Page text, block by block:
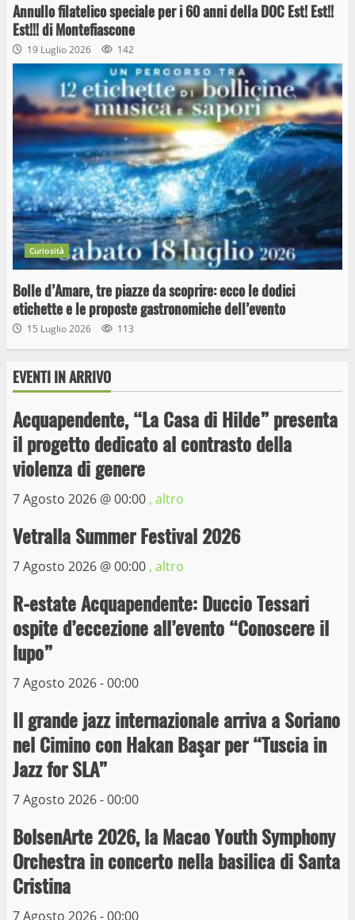
Annullo filatelico speciale per i 60 anni della DOC Est! Est!!
Est!!! di Montefiascone
19 Luglio 2026 142
Curiosità
Bolle d’Amare, tre piazze da scoprire: ecco le dodici
etichette e le proposte gastronomiche dell’evento
15 Luglio 2026 113
EVENTI IN ARRIVO
Acquapendente, “La Casa di Hilde” presenta
il progetto dedicato al contrasto della
violenza di genere
7 Agosto 2026 @00:00 , altro
Vetralla Summer Festival 2026
7 Agosto 2026 @00:00 , altro
R-estate Acquapendente: Duccio Tessari
ospite d’eccezione all’evento “Conoscere il
lupo”
7 Agosto 2026 - 00:00
Il grande jazz internazionale arriva a Soriano
nel Cimino con Hakan Başar per “Tuscia in
Jazz for SLA”
7 Agosto 2026 - 00:00
BolsenArte 2026, la Macao Youth Symphony
Orchestra in concerto nella basilica di Santa
Cristina
7 Agosto 2026 - 00:00
3
Wiplanet Baseball supera il Napoli
9 Maggio 2023
4
La Polizia di Stato arresta il ladro seriale
delle auto in sosta a Viterbo
Prorogata la mostra dei bozzetti di
Museo dei Portici
6
Trasporto pubblico locale, trasferimento
capolinea al terminal Riello dal 15 al 17
15 Giugno 2023
Giochi Sportivi Studenteschi di Atletica a
Viterbo